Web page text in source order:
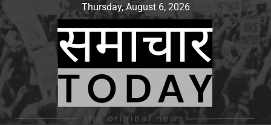
Skip
to
content
Thursday, August 6, 2026